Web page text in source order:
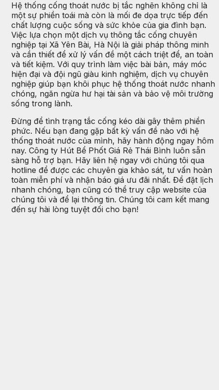
Hệ thống cống thoát nước bị tắc nghẽn không chỉ là
một sự phiền toái mà còn là mối đe dọa trực tiếp đến
chất lượng cuộc sống và sức khỏe của gia đình bạn.
Việc lựa chọn một dịch vụ thông tắc cống chuyên
nghiệp tại Xã Yên Bài, Hà Nội là giải pháp thông minh
và cần thiết để xử lý vấn đề một cách triệt để, an toàn
và tiết kiệm. Với quy trình làm việc bài bản, máy móc
hiện đại và đội ngũ giàu kinh nghiệm, dịch vụ chuyên
nghiệp giúp bạn khôi phục hệ thống thoát nước nhanh
chóng, ngăn ngừa hư hại tài sản và bảo vệ môi trường
sống trong lành.
Đừng để tình trạng tắc cống kéo dài gây thêm phiền
phức. Nếu bạn đang gặp bất kỳ vấn đề nào với hệ
thống thoát nước của mình, hãy hành động ngay hôm
nay. Công ty Hút Bể Phốt Giá Rẻ Thái Bình luôn sẵn
sàng hỗ trợ bạn. Hãy liên hệ ngay với chúng tôi qua
hotline để được các chuyên gia khảo sát, tư vấn hoàn
toàn miễn phí và nhận báo giá ưu đãi nhất. Để đặt lịch
nhanh chóng, bạn cũng có thể truy cập website của
chúng tôi và để lại thông tin. Chúng tôi cam kết mang
đến sự hài lòng tuyệt đối cho bạn!